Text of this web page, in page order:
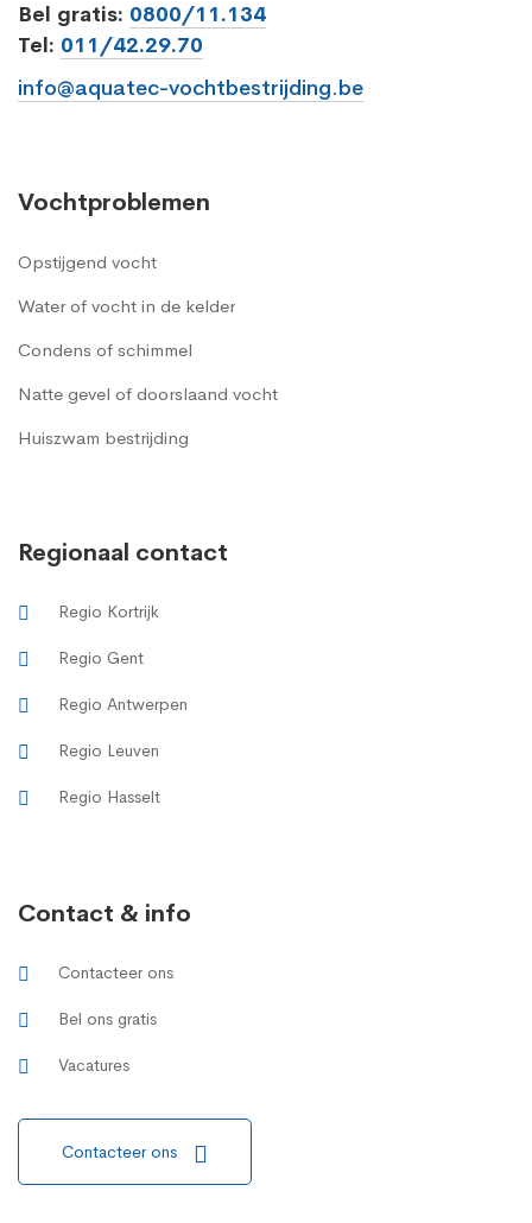
Bel gratis: 0800/11.134
Tel: 011/42.29.70
info@aquatec-vochtbestrijding.be
Vochtproblemen
Opstijgend vocht
Water of vocht in de kelder
Condens of schimmel
Natte gevel of doorslaand vocht
Huiszwam bestrijding
Regionaal contact
Regio Kortrijk
Regio Gent
Regio Antwerpen
Regio Leuven
Regio Hasselt
Contact & info
Contacteer ons
Bel ons gratis
Vacatures
Contacteer ons